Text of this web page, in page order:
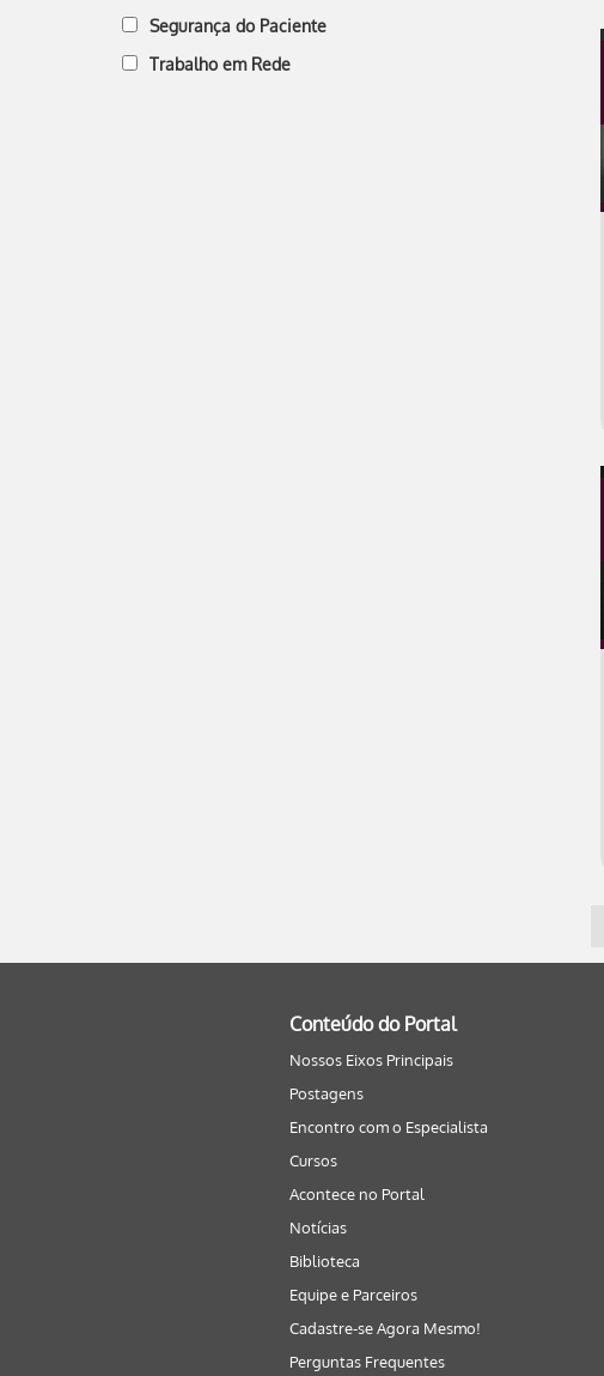
Segurança do Paciente
Trabalho em Rede
Conteúdo do Portal
Nossos Eixos Principais
Postagens
Encontro com o Especialista
Cursos
Acontece no Portal
Notícias
Biblioteca
Equipe e Parceiros
Cadastre-se Agora Mesmo!
Perguntas Frequentes